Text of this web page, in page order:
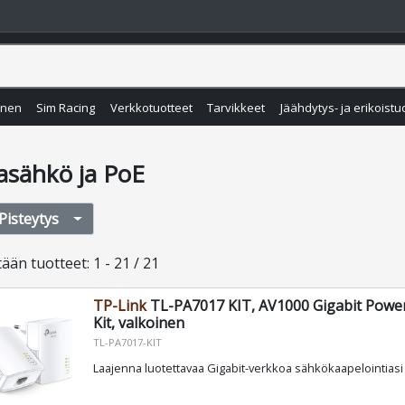
Sim Racing Verkkotuotteet Tarvikkeet Jäähdytys- ja
ja PoE
Pisteytys
tuotteet: 1 - 21 / 21
TP-LinkTL-PA7017 KIT, AV1000 Gigabit
Kit, valkoinen
TL-PA7017-KIT
Laajenna luotettavaa Gigabit-verkkoa